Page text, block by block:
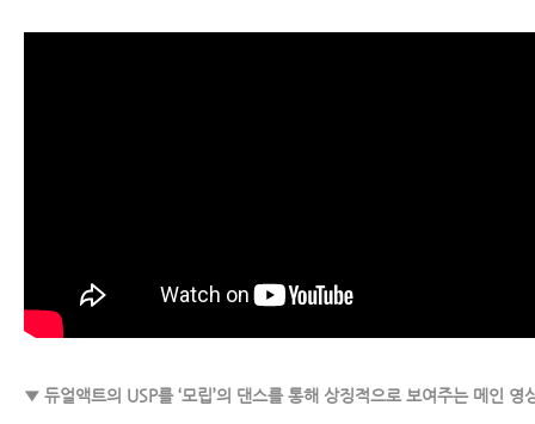
▼ 듀얼액트의 USP를 ‘모립’의 댄스를 통해 상징적으로 보여주는 메인 영